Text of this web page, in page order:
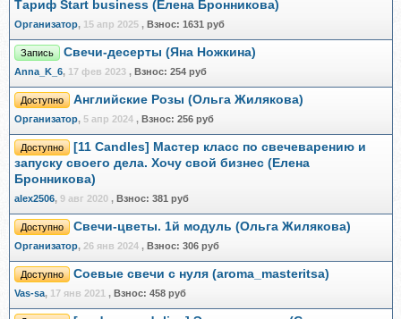
Тариф Start business (Елена Бронникова)
Организатор, 15 апр 2025 , Взнос: 1631 руб
Запись Свечи-десерты (Яна Ножкина)
Anna_K_6, 17 фев 2023 , Взнос: 254 руб
Доступно Английские Розы (Ольга Жилякова)
Организатор, 5 апр 2024 , Взнос: 256 руб
Доступно
[11 Candles] Мастер класс по свечеварению и
запуску своего дела. Хочу свой бизнес (Елена
Бронникова)
alex2506, 9 авг 2020 , Взнос: 381 руб
Доступно Свечи-цветы. 1й модуль (Ольга Жилякова)
Организатор, 26 янв 2024 , Взнос: 306 руб
Доступно Соевые свечи с нуля (aroma_masteritsa)
Vas-sa, 17 янв 2021 , Взнос: 458 руб